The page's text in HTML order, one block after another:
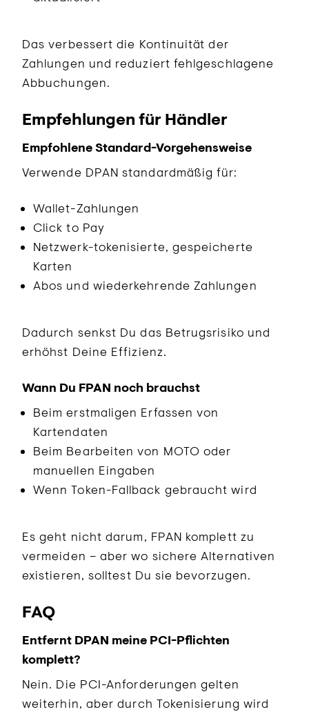
Das verbessert die Kontinuität der
Zahlungen und reduziert fehlgeschlagene
Abbuchungen.
Empfehlungen für Händler
Empfohlene Standard-Vorgehensweise
Verwende DPAN standardmäßig für:
Wallet-Zahlungen
Click to Pay
Netzwerk-tokenisierte, gespeicherte
Karten
Abos und wiederkehrende Zahlungen
Dadurch senkst Du das Betrugsrisiko und
erhöhst Deine Effizienz.
Wann Du FPAN noch brauchst
Beim erstmaligen Erfassen von
Kartendaten
Beim Bearbeiten von MOTO oder
manuellen Eingaben
Wenn Token-Fallback gebraucht wird
Es geht nicht darum, FPAN komplett zu
vermeiden – aber wo sichere Alternativen
existieren, solltest Du sie bevorzugen.
FAQ
Entfernt DPAN meine PCI-Pflichten
komplett?
Nein. Die PCI-Anforderungen gelten
weiterhin, aber durch Tokenisierung wird